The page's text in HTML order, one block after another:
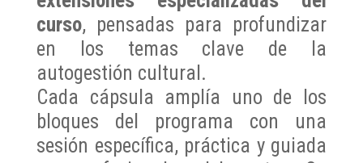
curso, pensadas para profundizar
en los temas clave de la
autogestión cultural.
Cada cápsula amplía uno de los
bloques del programa con una
sesión específica, práctica y guiada